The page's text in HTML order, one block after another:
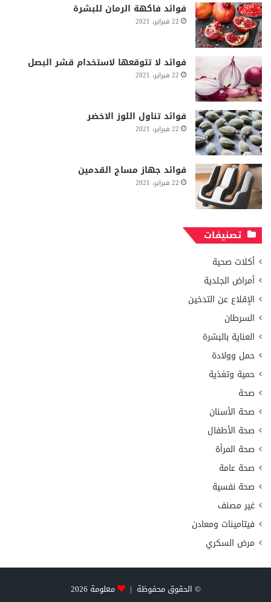
فوائد فاكهة الرمان للبشرة
22 فبراير، 2021
فوائد لا تتوقعها لاستخدام قشر البصل
22 فبراير، 2021
فوائد تناول اللوز الاخضر
22 فبراير، 2021
فوائد جهاز مساج القدمين
22 فبراير، 2021
تصنيفات
أكلات صحية
أمراض الجلدية
الإقلاع عن التدخين
السرطان
العناية بالبشرة
حمل وولادة
حمية وتغذية
صحة
صحة الأسنان
صحة الأطفال
صحة المرأة
صحة عامة
صحة نفسية
غير مصنف
فيتامينات ومعادن
مرض السكري
© الحقوق محفوظة | معلومة